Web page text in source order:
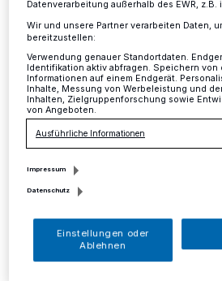
Jahr
Mettmann ·Die Stadtwaldkids
Januar, von 10 bis 13 Uhr
Sparschweinchen für das neue
werden die Sparschweinchen
"upcyclen".
09.01.2019 , 14:33 Uhr
Datenverarbeitung außerhalb des EWR, z.B.
Wir und unsere Partner verarbeiten Daten,
bereitzustellen:
Verwendung genauer Standortdaten.
Identifikation aktiv abfragen. Speichern von
Informationen auf einem Endgerät.
Inhalte, Messung von Werbeleistung und
Inhalten, Zielgruppenforschung sowie
von Angeboten.
Ausführliche Informationen
Impressum
Datenschutz
Einstellungen oder
Ablehnen